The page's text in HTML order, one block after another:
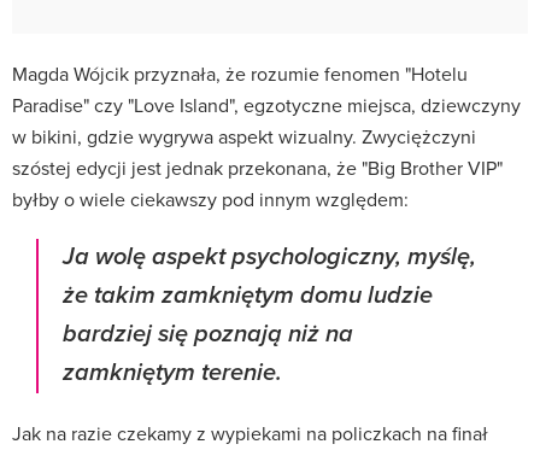
Magda Wójcik przyznała, że rozumie fenomen "Hotelu
Paradise" czy "Love Island", egzotyczne miejsca, dziewczyny
w bikini, gdzie wygrywa aspekt wizualny. Zwyciężczyni
szóstej edycji jest jednak przekonana, że "Big Brother VIP"
byłby o wiele ciekawszy pod innym względem:
Ja wolę aspekt psychologiczny, myślę,
że takim zamkniętym domu ludzie
bardziej się poznają niż na
zamkniętym terenie.
Jak na razie czekamy z wypiekami na policzkach na finał